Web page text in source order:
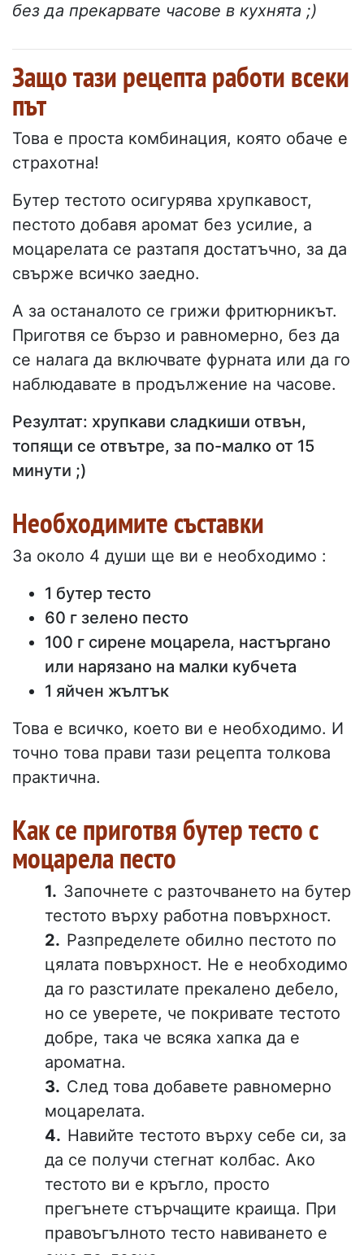
без да прекарвате часове в кухнята ;)
Защо тази рецепта работи всеки
път
Това е проста комбинация, която обаче е
страхотна!
Бутер тестото осигурява хрупкавост,
пестото добавя аромат без усилие, а
моцарелата се разтапя достатъчно, за да
свърже всичко заедно.
А за останалото се грижи фритюрникът.
Приготвя се бързо и равномерно, без да
се налага да включвате фурната или да го
наблюдавате в продължение на часове.
Резултат: хрупкави сладкиши отвън,
топящи се отвътре, за по-малко от 15
минути ;)
Необходимите съставки
За около 4 души ще ви е необходимо :
1 бутер тесто
60 г зелено песто
100 г сирене моцарела, настъргано
или нарязано на малки кубчета
1 яйчен жълтък
Това е всичко, което ви е необходимо. И
точно това прави тази рецепта толкова
практична.
Как се приготвя бутер тесто с
моцарела песто
Започнете с разточването на бутер
тестото върху работна повърхност.
Разпределете обилно пестото по
цялата повърхност. Не е необходимо
да го разстилате прекалено дебело,
но се уверете, че покривате тестото
добре, така че всяка хапка да е
ароматна.
След това добавете равномерно
моцарелата.
Навийте тестото върху себе си, за
да се получи стегнат колбас. Ако
тестото ви е кръгло, просто
прегънете стърчащите краища. При
правоъгълното тесто навиването е